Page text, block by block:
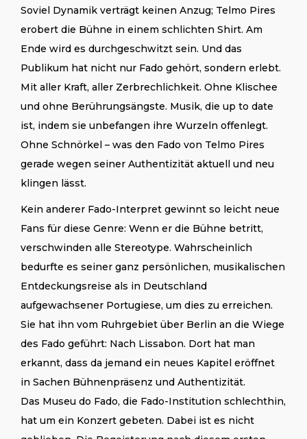
Soviel Dynamik verträgt keinen Anzug; Telmo Pires
erobert die Bühne in einem schlichten Shirt. Am
Ende wird es durchgeschwitzt sein. Und das
Publikum hat nicht nur Fado gehört, sondern erlebt.
Mit aller Kraft, aller Zerbrechlichkeit. Ohne Klischee
und ohne Berührungsängste. Musik, die up to date
ist, indem sie unbefangen ihre Wurzeln offenlegt.
Ohne Schnörkel – was den Fado von Telmo Pires
gerade wegen seiner Authentizität aktuell und neu
klingen lässt.
Kein anderer Fado-Interpret gewinnt so leicht neue
Fans für diese Genre: Wenn er die Bühne betritt,
verschwinden alle Stereotype. Wahrscheinlich
bedurfte es seiner ganz persönlichen, musikalischen
Entdeckungsreise als in Deutschland
aufgewachsener Portugiese, um dies zu erreichen.
Sie hat ihn vom Ruhrgebiet über Berlin an die Wiege
des Fado geführt: Nach Lissabon. Dort hat man
erkannt, dass da jemand ein neues Kapitel eröffnet
in Sachen Bühnenpräsenz und Authentizität.
Das Museu do Fado, die Fado-Institution schlechthin,
hat um ein Konzert gebeten. Dabei ist es nicht